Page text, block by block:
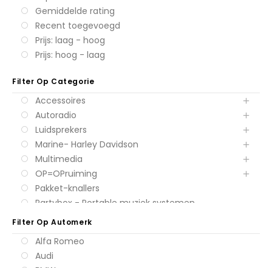
Gemiddelde rating
Recent toegevoegd
Prijs: laag - hoog
Prijs: hoog - laag
Filter Op Categorie
Accessoires
Autoradio
Luidsprekers
Marine- Harley Davidson
Multimedia
OP=OPruiming
Pakket-knallers
Partybox - Portable muziek systemen
Subwoofers
Versterkers
Filter Op Automerk
Alfa Romeo
Audi